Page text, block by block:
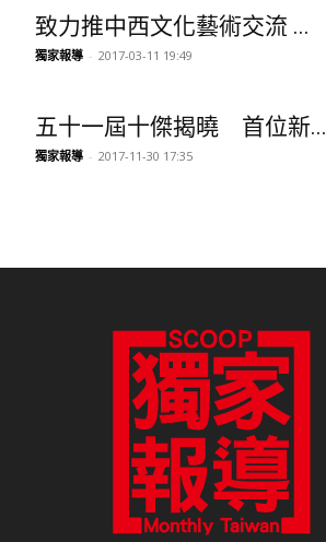
致力推中西文化藝術交流 ...
獨家報導 - 2017-03-11 19:49
五十一屆十傑揭曉 首位新...
獨家報導 - 2017-11-30 17:35